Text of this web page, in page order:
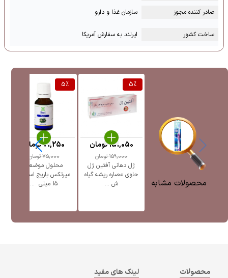
صادر کننده مجوز
سازمان غذا و دارو
ساخت کشور ایرلند به سفارش آمریکا
محصولات مشابه
5%
ژل دهانی آفتین ژل
حاوی عصاره ریشه گیاه
ش ...
159,000تومان
151,050تومان
5%
محلول موضعی
میرتکس باریج اسانس
۱۵ میلی ‎ ...
75,000تومان
71,250تومان
محصولات لینک های مفید